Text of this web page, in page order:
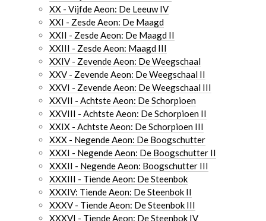
XX - Vijfde Aeon: De Leeuw IV
XXI - Zesde Aeon: De Maagd
XXII - Zesde Aeon: De Maagd II
XXIII - Zesde Aeon: Maagd III
XXIV - Zevende Aeon: De Weegschaal
XXV - Zevende Aeon: De Weegschaal II
XXVI - Zevende Aeon: De Weegschaal III
XXVII - Achtste Aeon: De Schorpioen
XXVIII - Achtste Aeon: De Schorpioen II
XXIX - Achtste Aeon: De Schorpioen III
XXX - Negende Aeon: De Boogschutter
XXXI - Negende Aeon: De Boogschutter II
XXXII - Negende Aeon: Boogschutter III
XXXIII - Tiende Aeon: De Steenbok
XXXIV: Tiende Aeon: De Steenbok II
XXXV - Tiende Aeon: De Steenbok III
XXXVI - Tiende Aeon: De Steenbok IV